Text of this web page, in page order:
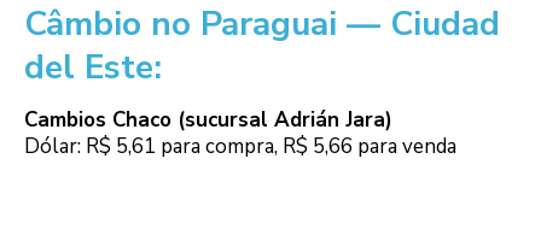
Câmbio no Paraguai — Ciudad
del Este:
Cambios Chaco (sucursal Adrián Jara)
Dólar: R$ 5,61 para compra, R$ 5,66 para venda